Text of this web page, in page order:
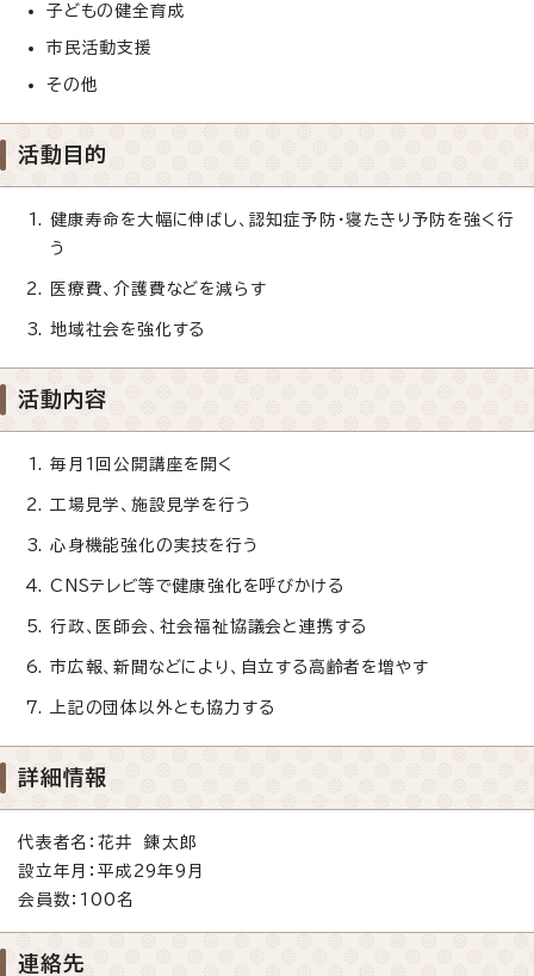
子どもの健全育成
市民活動支援
その他
活動目的
健康寿命を大幅に伸ばし、認知症予防・寝たきり予防を強く行
う
医療費、介護費などを減らす
地域社会を強化する
活動内容
毎月1回公開講座を開く
工場見学、施設見学を行う
心身機能強化の実技を行う
CNSテレビ等で健康強化を呼びかける
行政、医師会、社会福祉協議会と連携する
市広報、新聞などにより、自立する高齢者を増やす
上記の団体以外とも協力する
詳細情報
代表者名：花井 錬太郎
設立年月：平成29年9月
会員数：100名
連絡先